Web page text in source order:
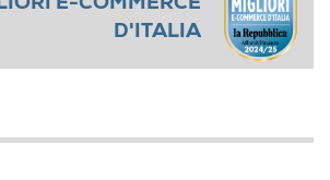
E-COMMERCE
D'ITALIA